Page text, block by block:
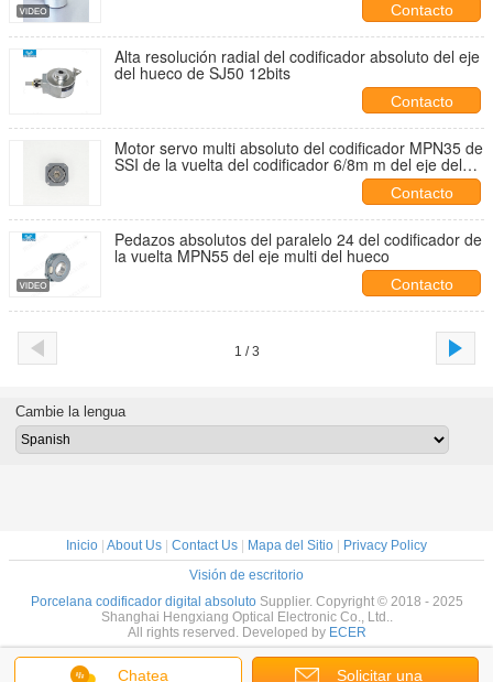
Contacto
Alta resolución radial del codificador absoluto del eje
del hueco de SJ50 12bits
Contacto
Motor servo multi absoluto del codificador MPN35 de
SSI de la vuelta del codificador 6/8m m del eje del
Contacto
Pedazos absolutos del paralelo 24 del codificador de
la vuelta MPN55 del eje multi del hueco
Contacto
1 / 3
Chatea Solicitar una
Cambie la lengua
Inicio About Us Contact Us Mapa del Sitio
Privacy Policy
Visión de escritorio
Porcelana codificador digital absolutoSupplier. Copyright © 2018 - 2025
Shanghai Hengxiang Optical Electronic Co., Ltd..
All rights reserved. Developed by ECER